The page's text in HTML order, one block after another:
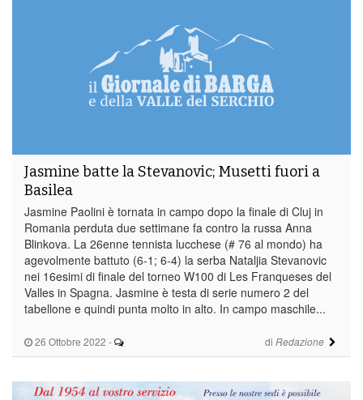
26 Ottobre 2022 - di Redazione
Jasmine batte la Stevanovic; Musetti fuori a
Basilea
Jasmine Paolini è tornata in campo dopo la finale di Cluj in
Romania perduta due settimane fa contro la russa Anna
Blinkova. La 26enne tennista lucchese (# 76 al mondo) ha
agevolmente battuto (6-1; 6-4) la serba Nataljia Stevanovic
nei 16esimi di finale del torneo W100 di Les Franqueses del
Valles in Spagna. Jasmine è testa di serie numero 2 del
tabellone e quindi punta molto in alto. In campo maschile...